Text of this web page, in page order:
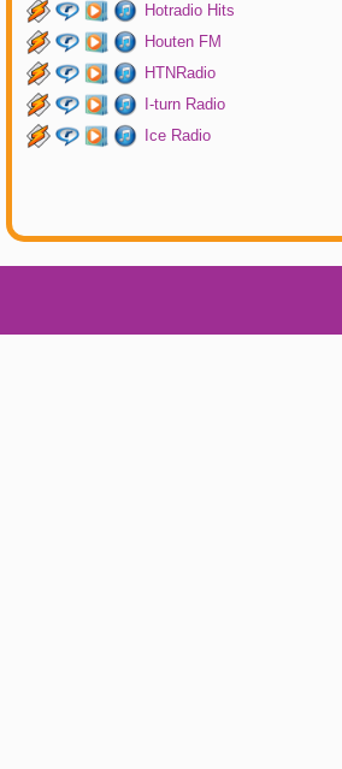
Hotradio Hits
Houten FM
HTNRadio
I-turn Radio
Ice Radio